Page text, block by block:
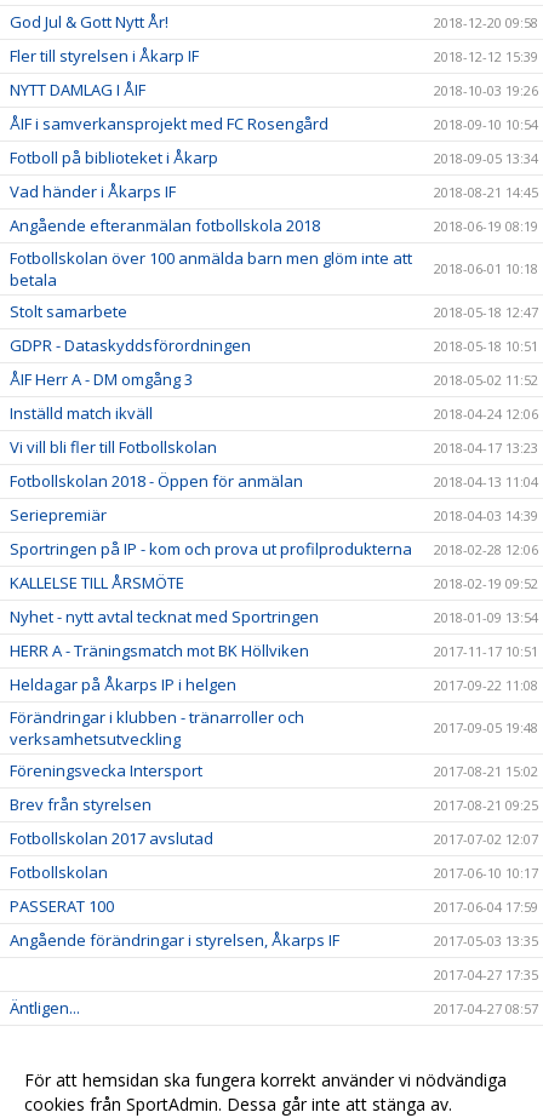
God Jul & Gott Nytt År! 2018-12-20 09:58
Fler till styrelsen i Åkarp IF 2018-12-12 15:39
NYTT DAMLAG I ÅIF 2018-10-03 19:26
ÅIF i samverkansprojekt med FC Rosengård 2018-09-10 10:54
Fotboll på biblioteket i Åkarp 2018-09-05 13:34
Vad händer i Åkarps IF 2018-08-21 14:45
Angående efteranmälan fotbollskola 2018 2018-06-19 08:19
Fotbollskolan över 100 anmälda barn men glöm inte att
betala
2018-06-01 10:18
Stolt samarbete 2018-05-18 12:47
GDPR - Dataskyddsförordningen 2018-05-18 10:51
ÅIF Herr A - DM omgång 3 2018-05-02 11:52
Inställd match ikväll 2018-04-24 12:06
Vi vill bli fler till Fotbollskolan 2018-04-17 13:23
Fotbollskolan 2018 - Öppen för anmälan 2018-04-13 11:04
Seriepremiär 2018-04-03 14:39
Sportringen på IP - kom och prova ut profilprodukterna 2018-02-28 12:06
KALLELSE TILL ÅRSMÖTE 2018-02-19 09:52
Nyhet - nytt avtal tecknat med Sportringen 2018-01-09 13:54
HERR A - Träningsmatch mot BK Höllviken 2017-11-17 10:51
Heldagar på Åkarps IP i helgen 2017-09-22 11:08
Förändringar i klubben - tränarroller och
verksamhetsutveckling
2017-09-05 19:48
Föreningsvecka Intersport 2017-08-21 15:02
Brev från styrelsen 2017-08-21 09:25
Fotbollskolan 2017 avslutad 2017-07-02 12:07
Fotbollskolan 2017-06-10 10:17
PASSERAT 100 2017-06-04 17:59
Angående förändringar i styrelsen, Åkarps IF
2017-05-03 13:35
2017-04-27 17:35
Äntligen... 2017-04-27 08:57
Nyheter i profilsortimentet 2017-02-03 08:10
Utbildning genomförd 2016-12-12 20:40
För att hemsidan ska fungera korrekt använder vi nödvändiga
cookies från SportAdmin. Dessa går inte att stänga av.